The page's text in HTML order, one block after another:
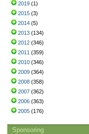
2019 (1)
2015 (3)
2014 (5)
2013 (134)
2012 (346)
2011 (359)
2010 (346)
2009 (364)
2008 (358)
2007 (362)
2006 (363)
2005 (176)
Sponsoring